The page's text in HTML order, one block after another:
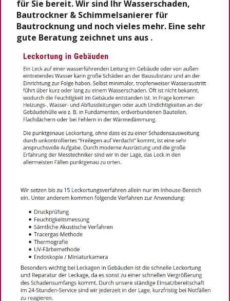
für Sie bereit. Wir sind Ihr Wasserschaden,
Bautrockner & Schimmelsanierer für
Bautrocknung und noch vieles mehr. Eine sehr
gute Beratung zeichnet uns aus .